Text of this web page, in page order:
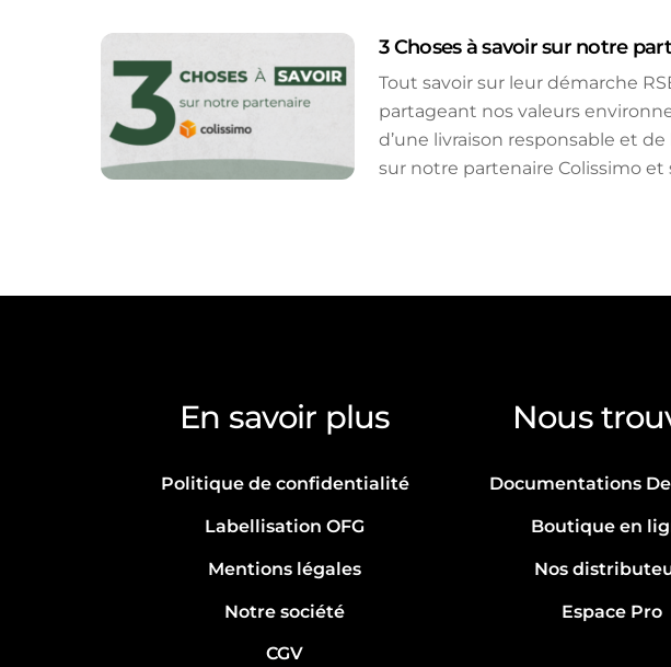
3 Choses à savoir sur notre
Tout savoir sur leur démarche
partageant nos valeurs
d’une livraison responsable et
sur notre partenaire Colissimo et
En savoir plus
Politique de confidentialité
Labellisation OFG
Mentions légales
Notre société
CGV
Nous
Documentations
Boutique en
Nos
Espace Pro